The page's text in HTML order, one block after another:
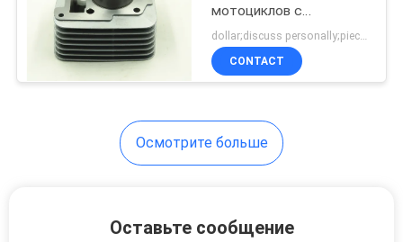
мотоциклов с
алюминиевым
материалом
dollar;discuss personally;piece MOQ:Переговоры
CONTACT
Осмотрите больше
Оставьте сообщение